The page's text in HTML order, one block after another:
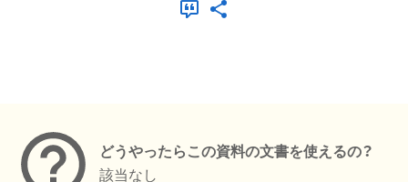
どうやったらこの資料の文書を使えるの？
該当なし